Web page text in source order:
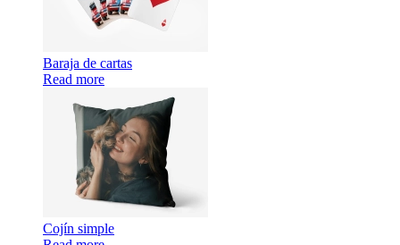
Baraja de cartas
Read more
Cojín simple